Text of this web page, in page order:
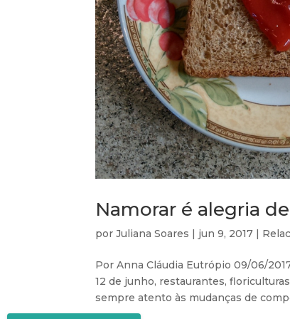
Namorar é alegria
porJuliana Soares | jun 9, 2017 |
Por Anna Cláudia Eutrópio 09/06/
12 de junho, restaurantes,
sempre atento às mudanças de